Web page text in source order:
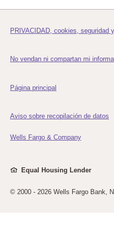
PRIVACIDAD, cookies, seguridad
No vendan ni compartan mi
Página principal
Aviso sobre recopilación de datos
Wells Fargo & Company
Equal Housing Lender
© 2000 - 2026 Wells Fargo Bank,